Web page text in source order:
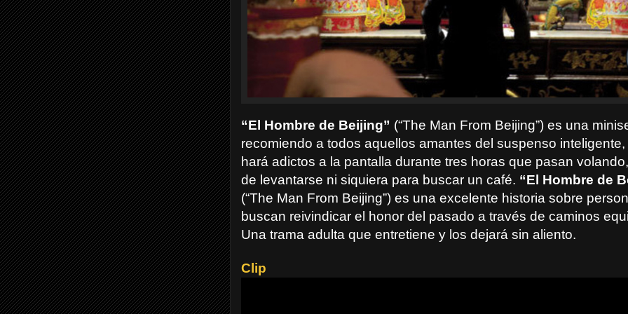
“El Hombre de Beijing” (“The Man From Beijing”) es una
recomiendo a todos aquellos amantes del suspenso
hará adictos a la pantalla durante tres horas que pasan
de levantarse ni siquiera para buscar un café. “El Hombre de
(“The Man From Beijing”) es una excelente historia sobre
buscan reivindicar el honor del pasado a través de caminos
Una trama adulta que entretiene y los dejará sin aliento.
Clip